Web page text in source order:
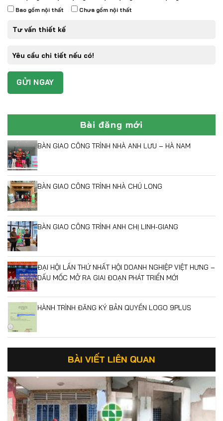
Bao gồm nội thất
Chưa gồm nội thất
Bài đăng mới
BÀN GIAO CÔNG TRÌNH NHÀ ANH LƯU – HÀ NAM
BÀN GIAO CÔNG TRÌNH NHÀ CHÚ LONG
BÀN GIAO CÔNG TRÌNH ANH CHỊ LINH-GIANG
ĐẠI HỘI LẦN THỨ NHẤT HỘI DOANH NGHIỆP VIỆT HƯNG –
DẤU MỐC MỞ RA GIAI ĐOẠN PHÁT TRIỂN MỚI
HÀNH TRÌNH ĐĂNG KÝ BẢN QUYỀN LOGO 9PLUS
BÀI VIẾT LIÊN QUAN